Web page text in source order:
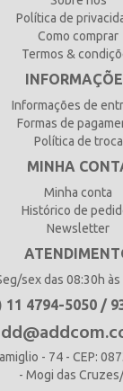
Política de
Como comprar
Termos &
Informações de
Formas de
Política de troca
MINHA
Minha conta
Histórico de
Newsletter
sex das 08:30h às
11 4794-5050 /
- 74 - CEP:
- Mogi das